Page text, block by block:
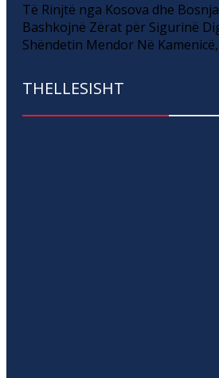
Të Rinjtë nga Kosova dhe
Bashkojnë Zërat për Sigurinë
Shëndetin Mendor Në
THELLESISHT